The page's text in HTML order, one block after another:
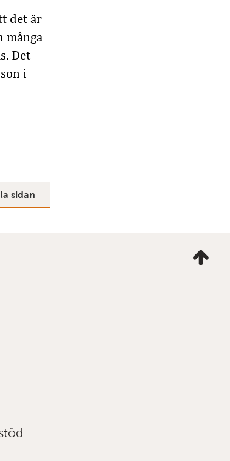
det är
många
Det
i
sidan
mig